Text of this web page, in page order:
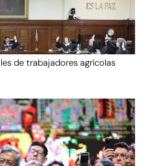
de trabajadores agrícolas